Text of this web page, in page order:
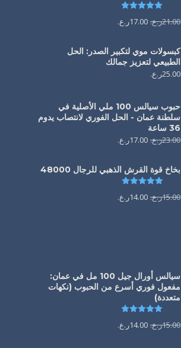
21.00ر.ع. 17.00ر.ع.
كبسولات موي لتكبير الصدر: الحل
الطبيعي لتعزيز جمالك
25.00ر.ع.
حبوب سيالس 100 ملي الأصلية في
سلطنة عمان - الحل الفوري لانتصاب يدوم
36 ساعة
23.00ر.ع. 17.00ر.ع.
بخاخ قوة القرش الذهبي للرجال 48000
تم التقييم
15.00ر.ع. 14.00ر.ع.
سيالس أورال جيل 100 مل في عمان:
مفعول فوري أسرع من الحبوب (نكهات
متعددة)
15.00ر.ع. 14.00ر.ع.